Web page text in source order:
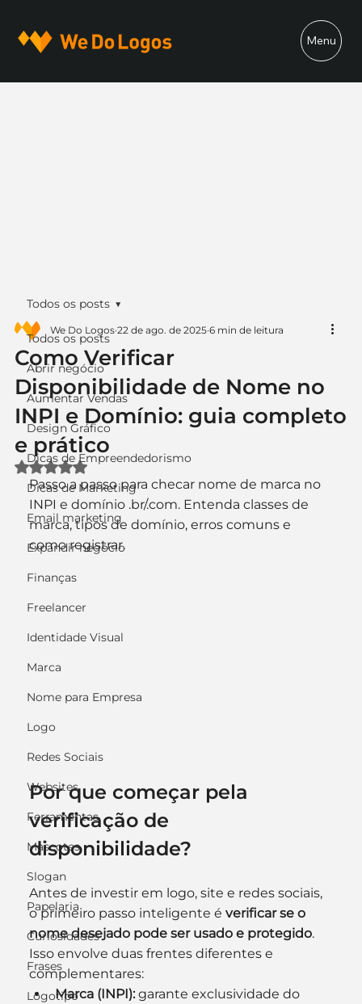
Menu
Todos os posts
Abrir negócio
Aumentar Vendas
Design Gráfico
Dicas de Empreendedorismo
Dicas de Marketing
Email marketing
Expandir negócio
Finanças
Freelancer
Identidade Visual
Marca
Nome para Empresa
Logo
Redes Sociais
Websites
Ferramentas
Mascotes
Slogan
Papelaria
Curiosidades
Frases
Logotipo
Todos os posts
Como Verificar
Disponibilidade de Nome no
INPI e Domínio: guia completo
e prático
We Do Logos 22 de ago. de 2025 6 min de leitura
Avaliado com NaN de 5 estrelas.
Passo a passo para checar nome de marca no
INPI e domínio .br/.com. Entenda classes de
marca, tipos de domínio, erros comuns e
como registrar.
Por que começar pela
verificação de
disponibilidade?
Antes de investir em logo, site e redes sociais,
o primeiro passo inteligente é verificar se o
nome desejado pode ser usado e protegido.
Isso envolve duas frentes diferentes e
complementares:
Marca (INPI): garante exclusividade do